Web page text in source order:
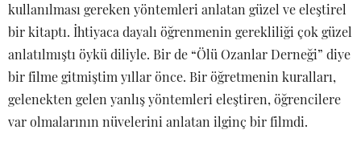
kullanılması gereken yöntemleri anlatan güzel ve eleştirel
bir kitaptı. İhtiyaca dayalı öğrenmenin gerekliliği çok güzel
anlatılmıştı öykü diliyle. Bir de “Ölü Ozanlar Derneği” diye
bir filme gitmiştim yıllar önce. Bir öğretmenin kuralları,
gelenekten gelen yanlış yöntemleri eleştiren, öğrencilere
var olmalarının nüvelerini anlatan ilginç bir filmdi.